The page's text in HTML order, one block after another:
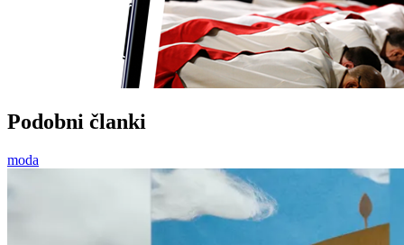
Podobni članki
moda